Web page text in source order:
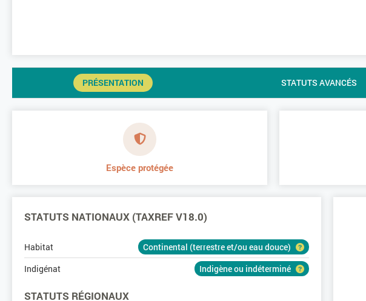
PRÉSENTATION STATUTS AVANCÉS
Espèce protégée
STATUTS NATIONAUX (TAXREF V18.0)
Habitat
Continental (terrestre et/ou eau douce)
Indigénat
Indigène ou indéterminé
STATUTS RÉGIONAUX